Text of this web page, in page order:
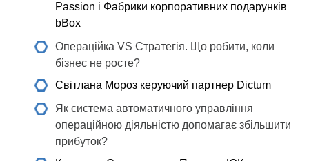
Passion і Фабрики корпоративних подарунків
bBox
Операційка VS Стратегія. Що робити, коли
бізнес не росте?
Світлана Мороз керуючий партнер Dictum
Як система автоматичного управління
операційною діяльністю допомагає збільшити
прибуток?